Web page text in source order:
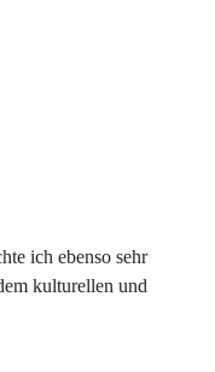
ich ebenso sehr
kulturellen und